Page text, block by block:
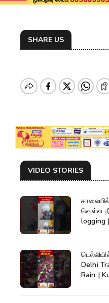
SHARE US
VIDEO STORIES
வெள்ள நீர்
logging
Delhi
Rain |